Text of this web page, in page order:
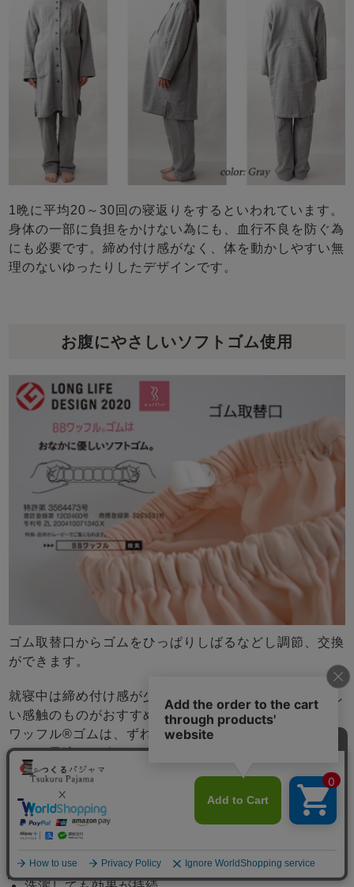
メニュー
1晩に平均20～30回の寝返りをするといわれています。
身体の一部に負担をかけない為にも、血行不良を防ぐ為
にも必要です。締め付け感がなく、体を動かしやすい無
理のないゆったりしたデザインです。
お腹にやさしいソフトゴム使用
ゴム取替口からゴムをひっぱりしばるなどし調節、交換
ができます。
就寝中は締め付け感が少なくお腹にあたる部分もやさし
い感触のものがおすすめです。当店で使用しているBB
ワッフル®ゴムは、ずれにくいのにきつすぎない、パジ
ャマに最適なお腹にやさしいソフトゴムです。
ゴムが折れたり、ひっくり返りにくい
肌触りが良い